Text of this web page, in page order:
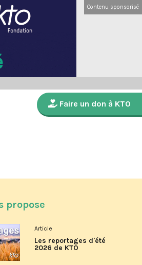
Contenu sponsorisé
Faire un don à KTO
propose
Article
Les reportages d'été
2026 de KTO